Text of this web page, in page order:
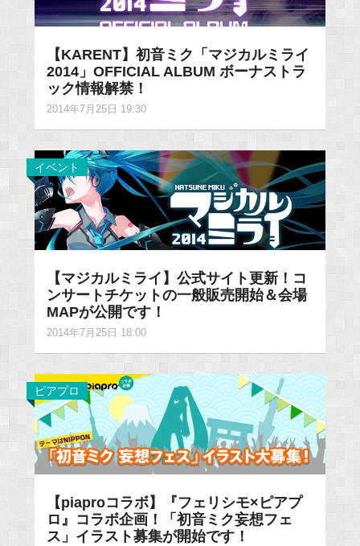
【KARENT】初音ミク「マジカルミライ
2014」OFFICIAL ALBUM ボーナストラ
ック情報解禁！
2014年7月25日 19:30
イベント
【マジカルミライ】公式サイト更新！コ
ンサートチケットの一般販売開始＆会場
MAPが公開です！
2014年7月25日 18:00
ピアプロ
【piaproコラボ】『フェリシモ×ピアプ
ロ』コラボ企画！「初音ミク妄想フェ
ス」イラスト募集が開始です！